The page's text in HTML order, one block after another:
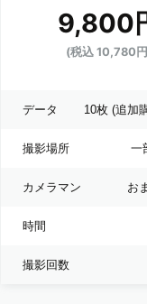
9,800
(税込 10,780
データ 10枚 (追加
撮影場所 一
カメラマン お
時間
撮影回数